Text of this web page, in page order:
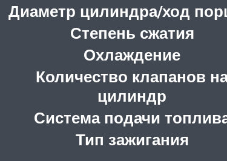
Диаметр цилиндра/ход
Степень сжатия
Охлаждение
Количество клапанов
цилиндр
Система подачи
Тип зажигания